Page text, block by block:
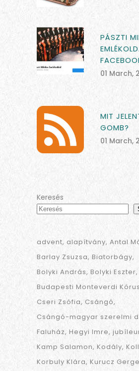
PÁSZTI
01 March,
MIT
GOMB?
01 March,
Keresés
advent alapítvány Antal
Barlay Zsuzsa Biatorbágy
Bolyki András Bolyki Eszter
Budapesti Monteverdi Kórus
Cseri Zsófia Csángó
Csángó-magyar szerelmi
Faluház Hegyi Imre
Kamp Salamon Kodály
Korbuly Klára Kurucz